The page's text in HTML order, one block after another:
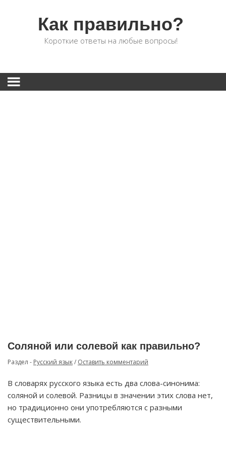
Как правильно?
Короткие ответы на любые вопросы!
Соляной или солевой как правильно?
Раздел - Русский язык/ Оставить комментарий
В словарях русского языка есть два слова-синонима:
соляной и солевой. Разницы в значении этих слова нет,
но традиционно они употребляются с разными
существительными.